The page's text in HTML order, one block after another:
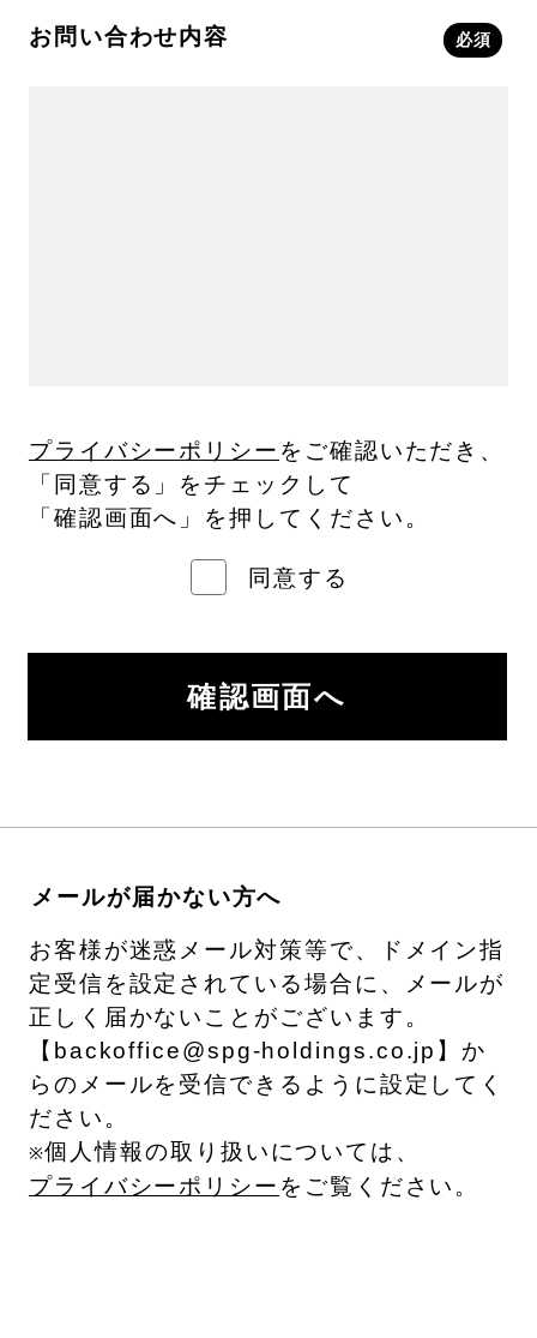
お問い合わせ内容 必須
プライバシーポリシー をご確認いただき、
「同意する」をチェックして
「確認画面へ」を押してください。
同意する
メールが届かない方へ
お客様が迷惑メール対策等で、ドメイン指
定受信を設定されている場合に、メールが
正しく届かないことがございます。
【backoffice@spg-holdings.co.jp】か
らのメールを受信できるように設定してく
ださい。
※個人情報の取り扱いについては、
プライバシーポリシー をご覧ください。